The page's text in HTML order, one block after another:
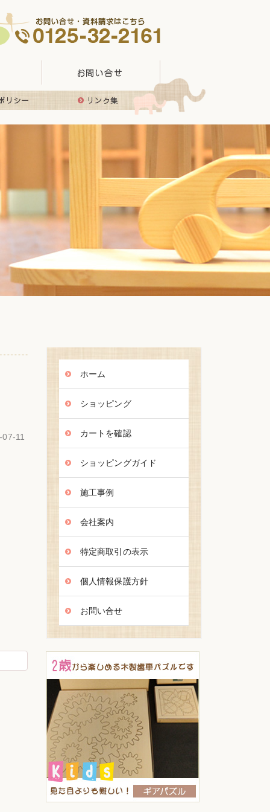
11
ホーム
ショッピング
カートを確認
ショッピングガイド
施工事例
会社案内
特定商取引の表示
個人情報保護方針
お問い合せ